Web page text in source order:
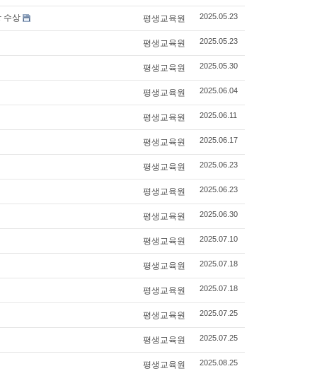
수상 평생교육원 2025.05.23
평생교육원 2025.05.23
평생교육원 2025.05.30
평생교육원 2025.06.04
평생교육원 2025.06.11
평생교육원 2025.06.17
평생교육원 2025.06.23
평생교육원 2025.06.23
평생교육원 2025.06.30
평생교육원 2025.07.10
평생교육원 2025.07.18
평생교육원 2025.07.18
평생교육원 2025.07.25
평생교육원 2025.07.25
평생교육원 2025.08.25